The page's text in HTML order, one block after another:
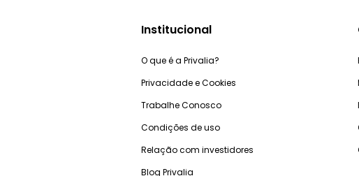
Institucional
O que é a Privalia?
Privacidade e Cookies
Trabalhe Conosco
Condições de uso
Relação com investidores
Blog Privalia